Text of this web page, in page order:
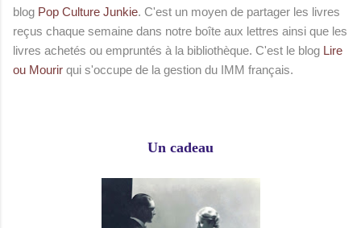
blog Pop Culture Junkie. C'est un moyen de partager les livres
reçus chaque semaine dans notre boîte aux lettres ainsi que les
livres achetés ou empruntés à la bibliothèque. C'est le blog Lire
ou Mourir qui s'occupe de la gestion du IMM français.
Un cadeau